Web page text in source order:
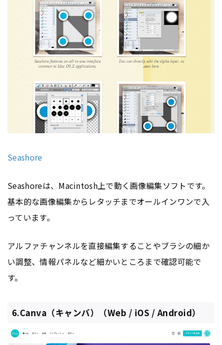
Seashore
Seashoreは、Macintosh上で動く画像編集ソフトです。
基本的な画像編集からレタッチまでオールインワンで入
っています。
アルファチャンネルを直接編集することやブラシの細か
い調整、情報パネルなど細かいところまで確認可能で
す。
6.Canva（キャンバ）（Web / iOS / Android）